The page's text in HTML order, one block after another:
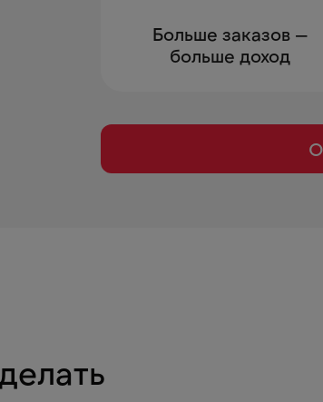
Больше заказов —
больше доход